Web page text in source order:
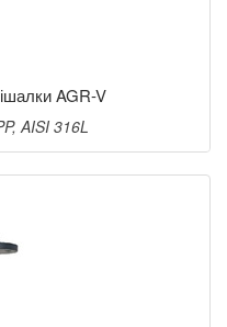
AGR-V
AISI 316L